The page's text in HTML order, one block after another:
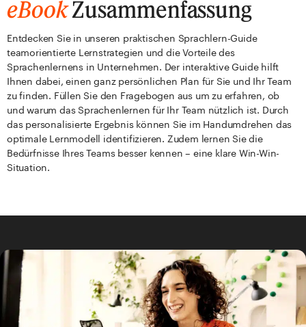
eBookZusammenfassung
Entdecken Sie in unseren praktischen Sprachlern-Guide
teamorientierte Lernstrategien und die Vorteile des
Sprachenlernens in Unternehmen. Der interaktive Guide hilft
Ihnen dabei, einen ganz persönlichen Plan für Sie und Ihr Team
zu finden. Füllen Sie den Fragebogen aus um zu erfahren, ob
und warum das Sprachenlernen für Ihr Team nützlich ist. Durch
das personalisierte Ergebnis können Sie im Handumdrehen das
optimale Lernmodell identifizieren. Zudem lernen Sie die
Bedürfnisse Ihres Teams besser kennen – eine klare Win-Win-
Situation.